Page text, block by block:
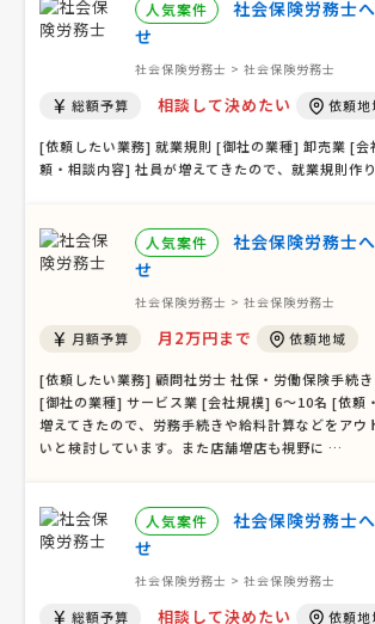
人気案件
せ
社会保険労務士 > 社会保険労務士
総額予算 相談して決めたい 依頼地
[依頼したい業務] 就業規則 [御社の業種] 卸売業 [会
人気案件
せ
社会保険労務士 > 社会保険労務士
月額予算 月2万円まで 依頼地域
[依頼したい業務] 顧問社労士 社保・労働保険手続
[御社の業種] サービス業 [会社規模] 6〜10名 [依頼
増えてきたので、労務手続きや給料計算などをアウ
人気案件
せ
社会保険労務士 > 社会保険労務士